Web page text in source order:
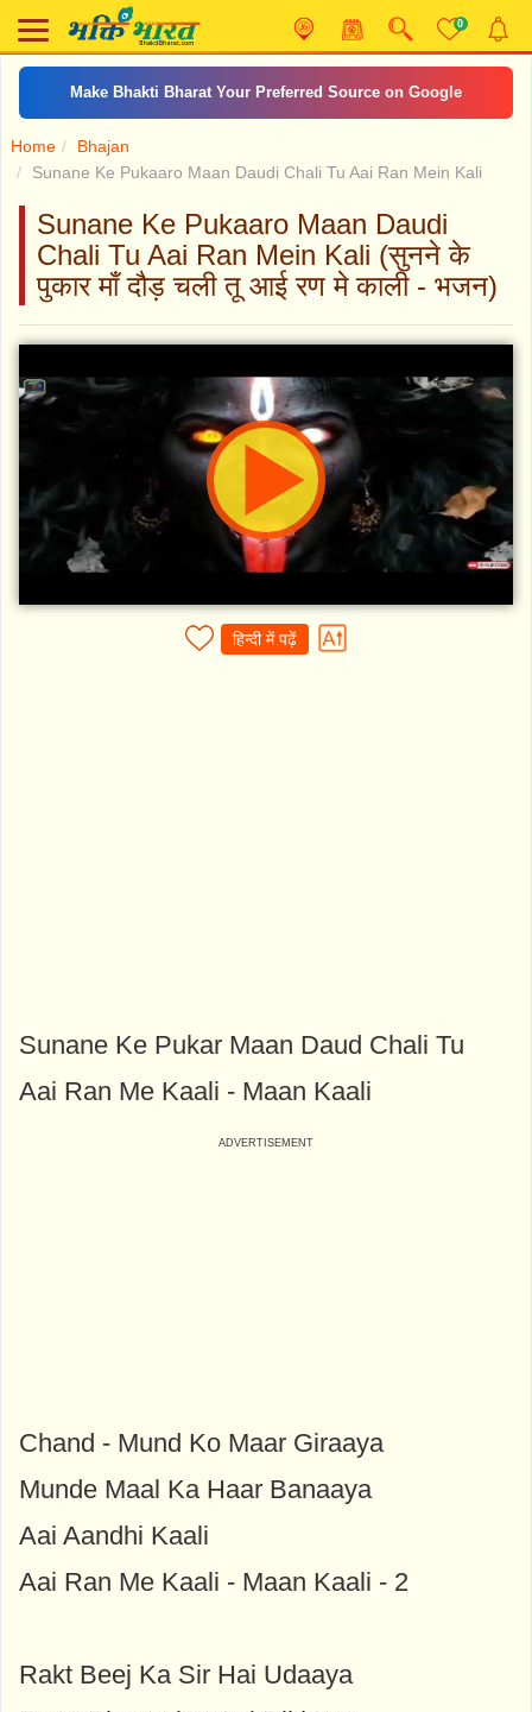
0
Make Bhakti Bharat Your Preferred Source on Google
Home
Bhajan
Sunane Ke Pukaaro Maan Daudi Chali Tu Aai Ran Mein Kali
Sunane Ke Pukaaro Maan Daudi
Chali Tu Aai Ran Mein Kali (सुनने के
पुकार माँ दौड़ चली तू आई रण मे काली - भजन)
हिन्दी में पढ़ें
Sunane Ke Pukar Maan Daud Chali Tu
Aai Ran Me Kaali - Maan Kaali
Chand - Mund Ko Maar Giraaya
Munde Maal Ka Haar Banaaya
Aai Aandhi Kaali
Aai Ran Me Kaali - Maan Kaali - 2
Rakt Beej Ka Sir Hai Udaaya